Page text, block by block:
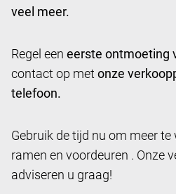
veel meer.
Regel een eerste ontmoeting
contact op met onze
telefoon.
Gebruik de tijd nu om meer
ramen en voordeuren . Onze
adviseren u graag!